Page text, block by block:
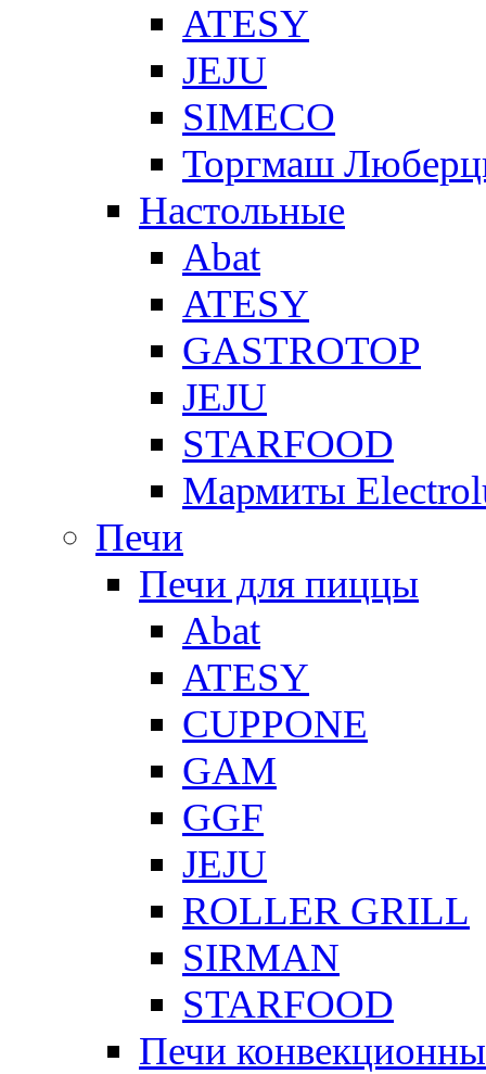
ATESY
JEJU
SIMECO
Торгмаш
Настольные
Abat
ATESY
GASTROTOP
JEJU
STARFOOD
Мармиты
Печи
Печи для пиццы
Abat
ATESY
CUPPONE
GAM
GGF
JEJU
ROLLER GRILL
SIRMAN
STARFOOD
Печи